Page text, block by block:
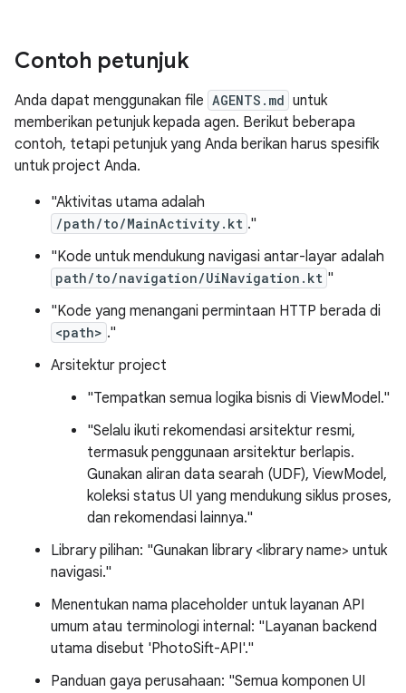
Contoh petunjuk
Anda dapat menggunakan file AGENTS.md untuk
memberikan petunjuk kepada agen. Berikut beberapa
contoh, tetapi petunjuk yang Anda berikan harus spesifik
untuk project Anda.
"Aktivitas utama adalah
/path/to/MainActivity.kt ."
"Kode untuk mendukung navigasi antar-layar adalah
path/to/navigation/UiNavigation.kt "
"Kode yang menangani permintaan HTTP berada di
<path> ."
Arsitektur project
"Tempatkan semua logika bisnis di ViewModel."
"Selalu ikuti rekomendasi arsitektur resmi,
termasuk penggunaan arsitektur berlapis.
Gunakan aliran data searah (UDF), ViewModel,
koleksi status UI yang mendukung siklus proses,
dan rekomendasi lainnya."
Library pilihan: "Gunakan library <library name> untuk
navigasi."
Menentukan nama placeholder untuk layanan API
umum atau terminologi internal: "Layanan backend
utama disebut 'PhotoSift-API'."
Panduan gaya perusahaan: "Semua komponen UI